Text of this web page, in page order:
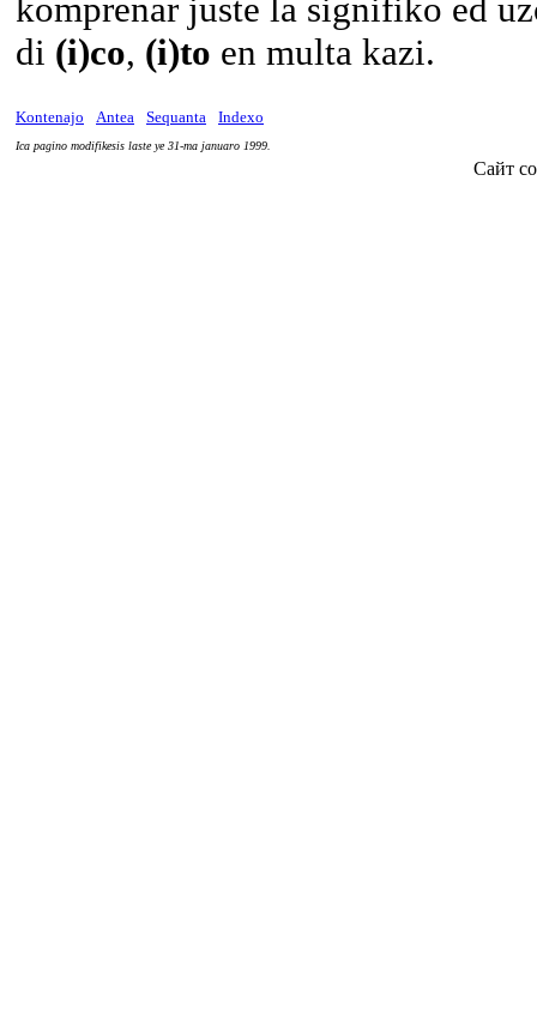
komprenar juste la signifiko ed
di (i)co, (i)to en multa kazi.
Kontenajo Antea Sequanta Indexo
Ica pagino modifikesis laste ye 31-ma januaro 1999.
Сайт